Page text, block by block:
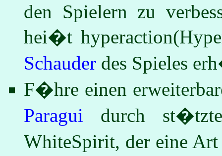
den Spielern zu
hei�t
Schauder des Spieles
F�hre einen
Paragui durch
WhiteSpirit, der eine